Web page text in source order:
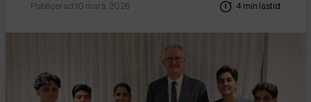
Publicerad 10 mars, 2026 4 min lästid